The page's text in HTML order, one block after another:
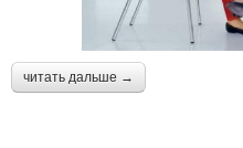
читать дальше →